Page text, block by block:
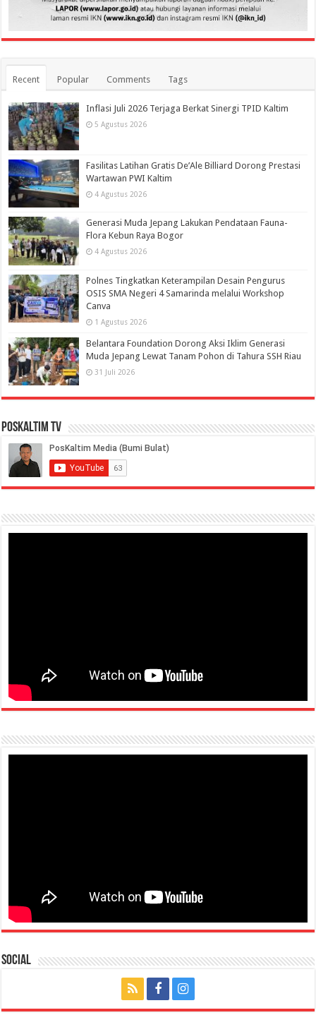
Recent Popular Comments Tags
Inflasi Juli 2026 Terjaga Berkat Sinergi TPID Kaltim
5 Agustus 2026
Fasilitas Latihan Gratis De’Ale Billiard Dorong Prestasi
Wartawan PWI Kaltim
4 Agustus 2026
Generasi Muda Jepang Lakukan Pendataan Fauna-
Flora Kebun Raya Bogor
4 Agustus 2026
Polnes Tingkatkan Keterampilan Desain Pengurus
OSIS SMA Negeri 4 Samarinda melalui Workshop
Canva
1 Agustus 2026
Belantara Foundation Dorong Aksi Iklim Generasi
Muda Jepang Lewat Tanam Pohon di Tahura SSH Riau
31 Juli 2026
PosKaltim TV
Social